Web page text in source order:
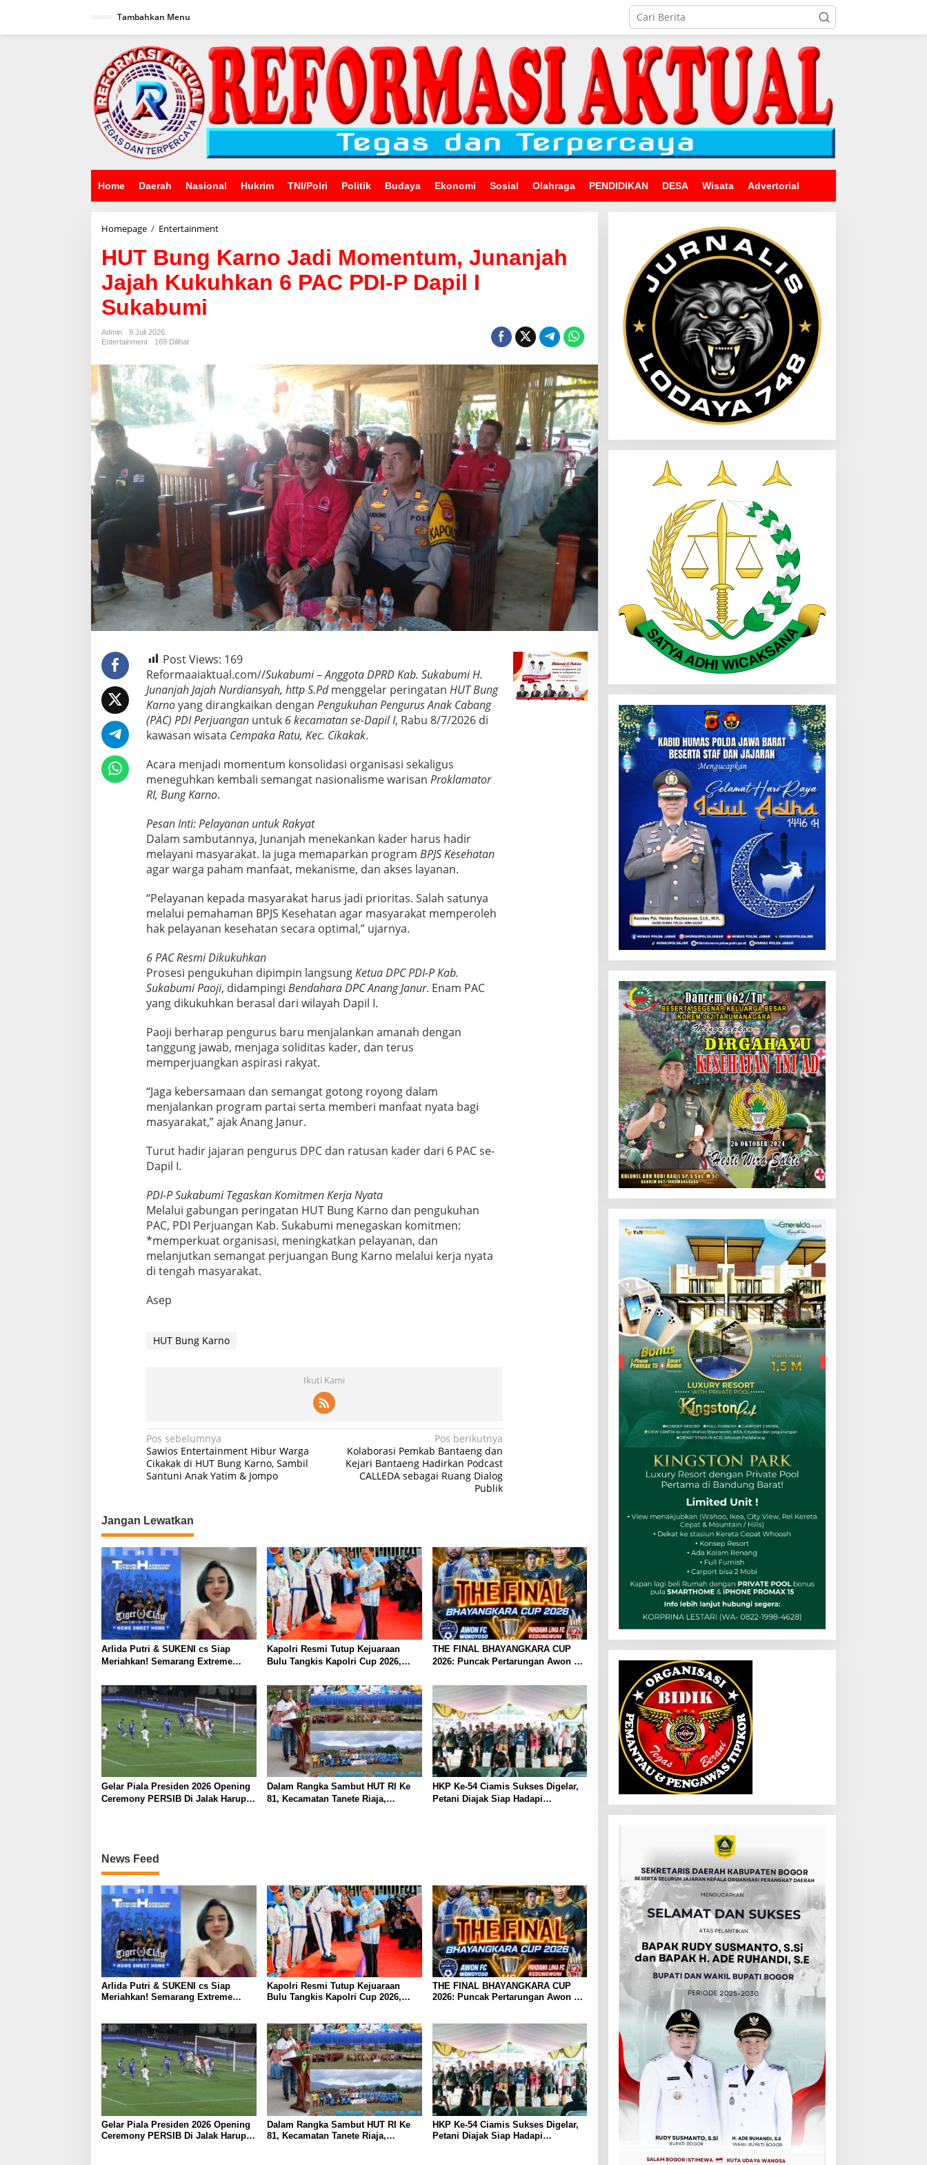
Tambahkan Menu
Home Daerah Nasional Hukrim TNI/Polri Politik Budaya Ekonomi Sosial Olahraga PENDIDIKAN DESA Wisata Advertorial
Homepage / EntertainmentHUT
Karno
Jadi
Momentum,
Junanjah
Sukabumi
HUT Bung Karno Jadi Momentum, Junanjah
Jajah Kukuhkan 6 PAC PDI-P Dapil I
Sukabumi
Admin
9 Juli 2026
Entertainment
169 Dilihat
Post Views: 169
Reformaaiaktual.com//Sukabumi–Anggota DPRD Kab. Sukabumi H.
Junanjah Jajah Nurdiansyah, http S.Pdmenggelar peringatan HUT Bung
Karnoyang dirangkaikan dengan Pengukuhan Pengurus Anak Cabang
(PAC) PDI Perjuanganuntuk 6 kecamatan se-Dapil I, Rabu 8/7/2026 di
kawasan wisata Cempaka Ratu, Kec. Cikakak.
Acara menjadi momentum konsolidasi organisasi sekaligus
meneguhkan kembali semangat nasionalisme warisan Proklamator
RI, Bung Karno.
Pesan Inti: Pelayanan untuk Rakyat
Dalam sambutannya, Junanjah menekankan kader harus hadir
melayani masyarakat. Ia juga memaparkan program BPJS Kesehatan
agar warga paham manfaat, mekanisme, dan akses layanan.
“Pelayanan kepada masyarakat harus jadi prioritas. Salah satunya
melalui pemahaman BPJS Kesehatan agar masyarakat memperoleh
hak pelayanan kesehatan secara optimal,” ujarnya.
6 PAC Resmi Dikukuhkan
Prosesi pengukuhan dipimpin langsungKetua DPC PDI-P Kab.
Sukabumi Paoji, didampingi Bendahara DPC Anang Janur. Enam PAC
yang dikukuhkan berasal dari wilayah Dapil I.
Paoji berharap pengurus baru menjalankan amanah dengan
tanggung jawab, menjaga soliditas kader, dan terus
memperjuangkan aspirasi rakyat.
“Jaga kebersamaan dan semangat gotong royong dalam
menjalankan program partai serta memberi manfaat nyata bagi
masyarakat,” ajak Anang Janur.
Turut hadir jajaran pengurus DPC dan ratusan kader dari 6 PAC se-
Dapil I.
PDI-P Sukabumi Tegaskan Komitmen Kerja Nyata
Melalui gabungan peringatan HUT Bung Karno dan pengukuhan
PAC, PDI Perjuangan Kab. Sukabumi menegaskan komitmen:
*memperkuat organisasi, meningkatkan pelayanan, dan
melanjutkan semangat perjuangan Bung Karno melalui kerja nyata
di tengah masyarakat.
Asep
HUT Bung Karno
Ikuti Kami
Navigasi
pos
Pos sebelumnya
Sawios Entertainment Hibur Warga
Cikakak di HUT Bung Karno, Sambil
Santuni Anak Yatim & Jompo
Pos berikutnya
Kolaborasi Pemkab Bantaeng dan
Kejari Bantaeng Hadirkan Podcast
CALLEDA sebagai Ruang Dialog
Publik
Jangan Lewatkan
Arlida Putri & SUKENI cs Siap
Meriahkan! Semarang Extreme
Track” di Stadion Jatidiri
Kapolri Resmi Tutup Kejuaraan
Bulu Tangkis Kapolri Cup 2026,
Prestasi Atlet Nasional
THE FINAL BHAYANGKARA CUP
2026: Puncak Pertarungan Awon FC
Kedungwuni, Siap Mengguncang
Stadion Widya Manggala Krida
Gelar Piala Presiden 2026 Opening
Ceremony PERSIB Di Jalak Harupat
Dalam Rangka Sambut HUT RI Ke
81, Kecamatan Tanete Riaja,
HKP Ke-54 Ciamis Sukses Digelar,
Petani Diajak Siap Hadapi
News Feed
Arlida Putri & SUKENI cs Siap
Meriahkan! Semarang Extreme
Kapolri Resmi Tutup Kejuaraan
Bulu Tangkis Kapolri Cup 2026,
THE FINAL BHAYANGKARA CUP
2026: Puncak Pertarungan Awon FC
Stadion Widya Manggala Krida
Gelar Piala Presiden 2026 Opening
Ceremony PERSIB Di Jalak Harupat
Dalam Rangka Sambut HUT RI Ke
81, Kecamatan Tanete Riaja,
HKP Ke-54 Ciamis Sukses Digelar,
Petani Diajak Siap Hadapi